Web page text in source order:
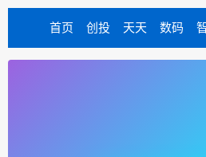
首页 创投 天天 数码